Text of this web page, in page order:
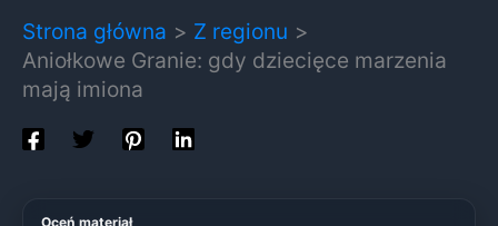
Strona główna
Z regionu
Aniołkowe Granie: gdy dziecięce marzenia
mają imiona
Oceń materiał